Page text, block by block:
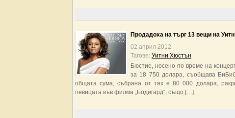
Продадоха на търг 13 вещи на
02 април 2012
Тагове: Уитни Хюстън
Бюстие, носено по време на
за 18 750 долара, съобщава
общата сума, събрана от тях е 80 000 долара,
певицата във филма „Бодигард“, също […]